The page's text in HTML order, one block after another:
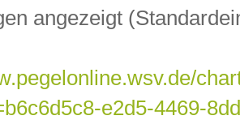
angezeigt
e2d5-4469-